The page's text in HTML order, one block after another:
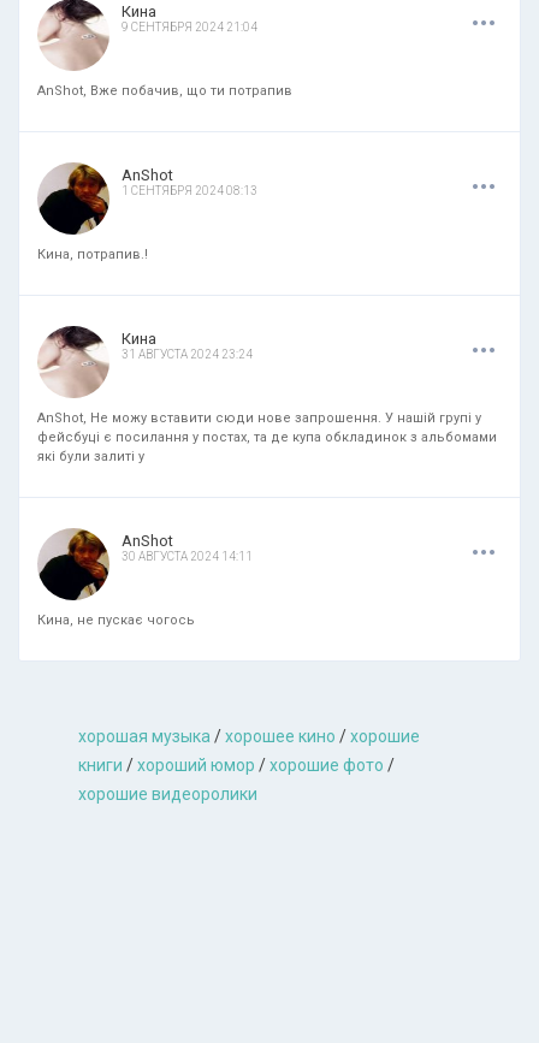
Кина
9 СЕНТЯБРЯ 2024 21:04 ...
AnShot, Вже побачив, що ти потрапив
AnShot
1 СЕНТЯБРЯ 2024 08:13 ...
Кина, потрапив.!
Кина
31 АВГУСТА 2024 23:24 ...
AnShot, Не можу вставити сюди нове запрошення. У нашій групі у
фейсбуці є посилання у постах, та де купа обкладинок з альбомами
які були залиті у
AnShot
30 АВГУСТА 2024 14:11 ...
Кина, не пускає чогось
хорошая музыкa /хорошее кино /хорошие
книги /хороший юмор /хорошие фото /
хорошие видеоролики